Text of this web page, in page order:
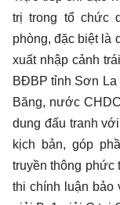
trị trong tổ chức
phòng, đặc biệt là
xuất nhập cảnh
BĐBP tỉnh Sơn La
Băng, nước
dung đấu tranh
kịch bản, góp
truyền thông phức
thi chính luận bảo